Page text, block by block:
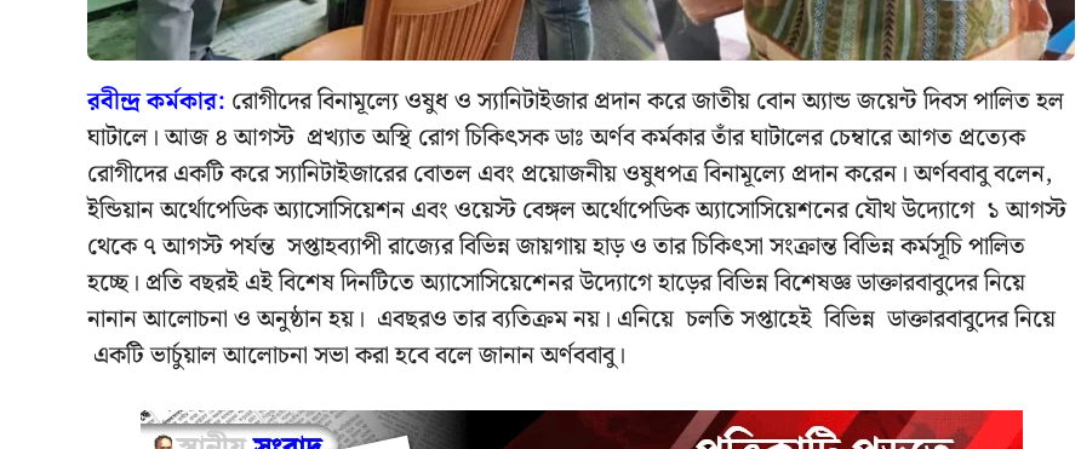
রবীন্দ্র কর্মকার: রোগীদের বিনামূল্যে ওষুধ ও স্যানিটাইজার প্রদান করে জাতীয় বোন অ্যান্ড জয়েন্ট দিবস পালিত হল
ঘাটালে। আজ ৪ আগস্ট প্রখ্যাত অস্থি রোগ চিকিৎসক ডাঃ অর্ণব কর্মকার তাঁর ঘাটালের চেম্বারে আগত প্রত্যেক
রোগীদের একটি করে স্যানিটাইজারের বোতল এবং প্রয়োজনীয় ওষুধপত্র বিনামূল্যে প্রদান করেন। অর্ণববাবু বলেন,
ইন্ডিয়ান অর্থোপেডিক অ্যাসোসিয়েশন এবং ওয়েস্ট বেঙ্গল অর্থোপেডিক অ্যাসোসিয়েশনের যৌথ উদ্যোগে ১ আগস্ট
থেকে ৭ আগস্ট পর্যন্ত সপ্তাহব্যাপী রাজ্যের বিভিন্ন জায়গায় হাড় ও তার চিকিৎসা সংক্রান্ত বিভিন্ন কর্মসূচি পালিত
হচ্ছে। প্রতি বছরই এই বিশেষ দিনটিতে অ্যাসোসিয়েশেনর উদ্যোগে হাড়ের বিভিন্ন বিশেষজ্ঞ ডাক্তারবাবুদের নিয়ে
নানান আলোচনা ও অনুষ্ঠান হয়। এবছরও তার ব্যতিক্রম নয়। এনিয়ে চলতি সপ্তাহেই বিভিন্ন ডাক্তারবাবুদের নিয়ে
একটি ভার্চুয়াল আলোচনা সভা করা হবে বলে জানান অর্ণববাবু।